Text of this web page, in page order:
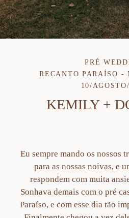
PRÉ
RECANTO PARAÍSO -
10/
KEMILY +
Eu sempre mando os nossos
para as nossas noivas, e
respondem com muita
Sonhava demais com o pré
Paraíso, e com esse dia tão